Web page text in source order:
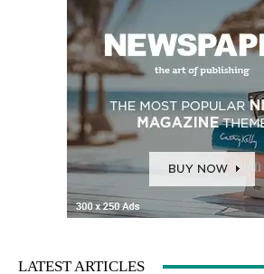
LATEST ARTICLES